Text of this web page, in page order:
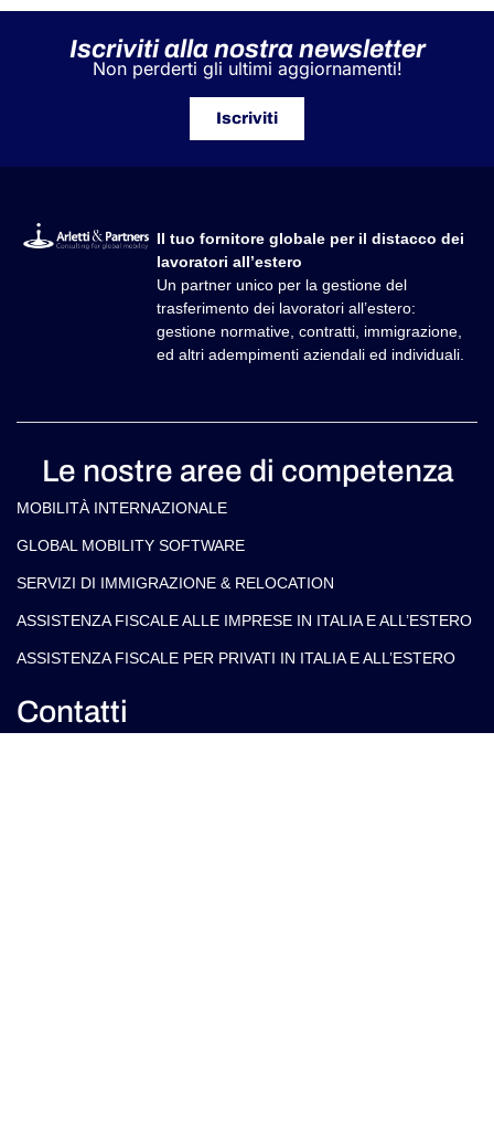
Iscriviti alla nostra newsletter
Non perderti gli ultimi aggiornamenti!
Iscriviti
Il tuo fornitore globale per il distacco dei
lavoratori all’estero
Un partner unico per la gestione del
trasferimento dei lavoratori all’estero:
gestione normative, contratti, immigrazione,
ed altri adempimenti aziendali ed individuali.
Le nostre aree di competenza
MOBILITÀ INTERNAZIONALE
GLOBAL MOBILITY SOFTWARE​
SERVIZI DI IMMIGRAZIONE & RELOCATION
ASSISTENZA FISCALE ALLE IMPRESE IN ITALIA E ALL’ESTERO
ASSISTENZA FISCALE PER PRIVATI IN ITALIA E ALL’ESTERO
Contatti